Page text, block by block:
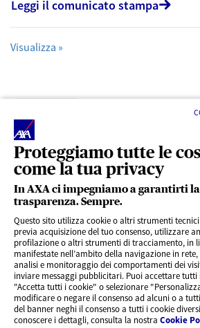
Proteggiamo tutte le
come la tua privacy
In AXA ci impegniamo a garantirti
trasparenza. Sempre.
Questo sito utilizza cookie o altri strumenti
previa acquisizione del tuo consenso, utilizzare
profilazione o altri strumenti di tracciamento, in
manifestate nell’ambito della navigazione in
analisi e monitoraggio dei comportamenti dei
inviare messaggi pubblicitari. Puoi accettare tutti
"Accetta tutti i cookie" o selezionare
modificare o negare il consenso ad alcuni o a
del banner neghi il consenso a tutti i cookie
conoscere i dettagli, consulta la nostra Cookie
Leggi il comunicato stampa
Visualizza »
CONTENUTI INTERESSANTI
BLOG